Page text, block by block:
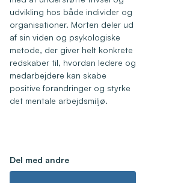
udvikling hos både individer og
organisationer. Morten deler ud
af sin viden og psykologiske
metode, der giver helt konkrete
redskaber til, hvordan ledere og
medarbejdere kan skabe
positive forandringer og styrke
det mentale arbejdsmiljø.
Del med andre